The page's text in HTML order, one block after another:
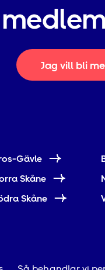
Jag vill bli
Gävle
Skåne
Skåne